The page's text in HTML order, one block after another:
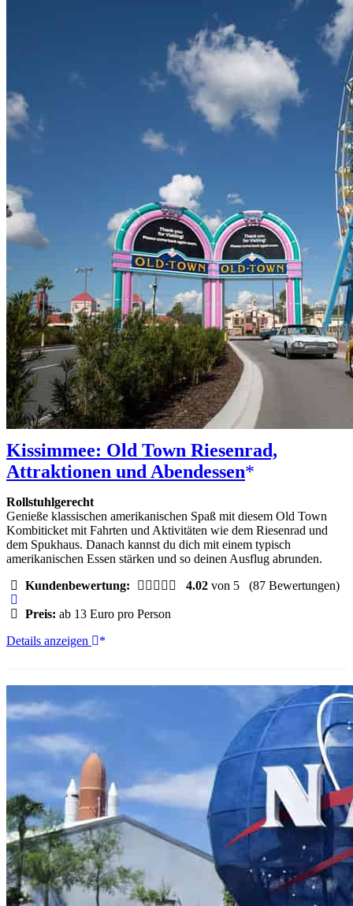
Kissimmee: Old Town Riesenrad,
Attraktionen und Abendessen
Rollstuhlgerecht
Genieße klassischen amerikanischen Spaß mit diesem Old Town
Kombiticket mit Fahrten und Aktivitäten wie dem Riesenrad und
dem Spukhaus. Danach kannst du dich mit einem typisch
amerikanischen Essen stärken und so deinen Ausflug abrunden.
Kundenbewertung:
4.02 von 5 (87 Bewertungen)
Preis: ab 13 Euro pro Person
Kissimmee:
Riesenrad,
und
Details anzeigen